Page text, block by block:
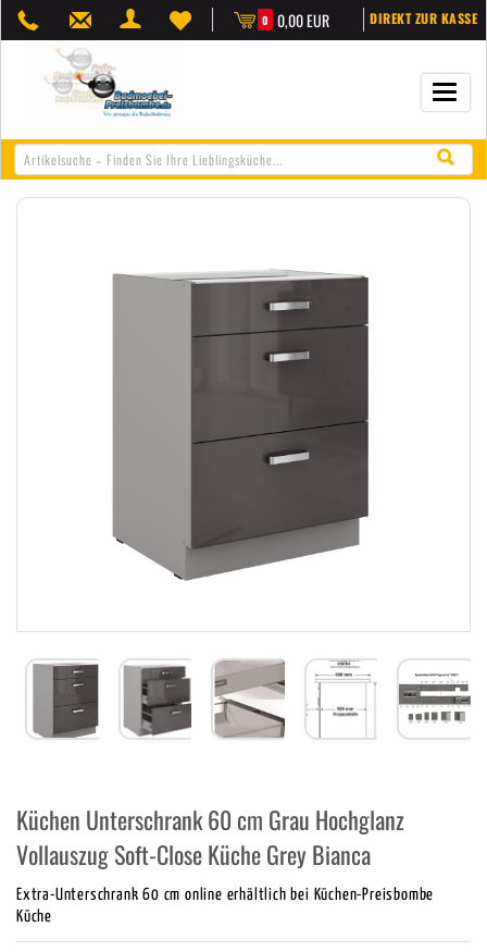
0,00 EUR
0 DIREKT ZUR KASSE
Küchen Unterschrank 60 cm Grau Hochglanz
Vollauszug Soft-Close Küche Grey Bianca
Extra-Unterschrank 60 cm online erhältlich bei Küchen-Preisbombe
Küche